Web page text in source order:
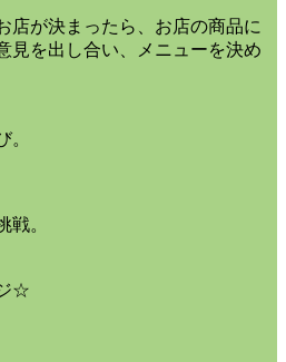
店が決まったら、お店の商品に
見を出し合い、メニューを決め
。
戦。
☆